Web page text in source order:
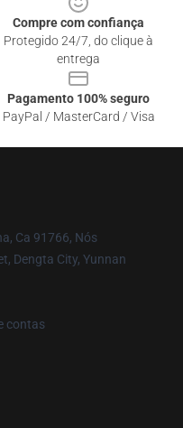
Compre com confiança
Protegido 24/7, do clique à
entrega
Pagamento 100% seguro
PayPal / MasterCard / Visa
Ca 91766, Nós
Dengta City, Yunnan
contas